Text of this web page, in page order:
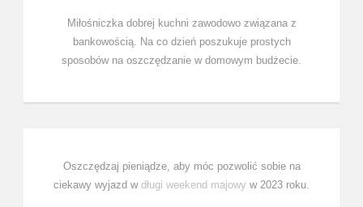
Miłośniczka dobrej kuchni zawodowo związana z
bankowością. Na co dzień poszukuje prostych
sposobów na oszczędzanie w domowym budżecie.
Oszczędzaj pieniądze, aby móc pozwolić sobie na
ciekawy wyjazd w długi weekend majowy w 2023 roku.